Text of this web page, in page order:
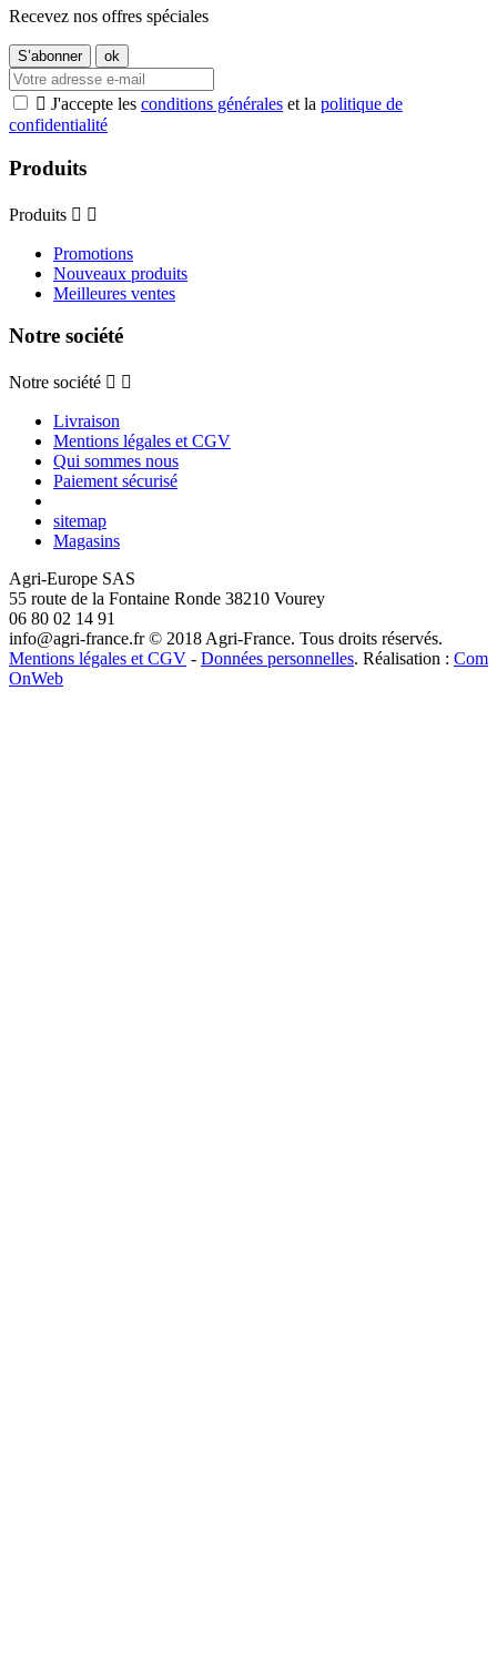
Recevez nos offres spéciales
 J'accepte les conditions générales et la politique de
confidentialité
Produits
Produits  
Promotions
Nouveaux produits
Meilleures ventes
Notre société
Notre société  
Livraison
Mentions légales et CGV
Qui sommes nous
Paiement sécurisé
sitemap
Magasins
Agri-Europe SAS
55 route de la Fontaine Ronde 38210 Vourey
06 80 02 14 91
info@agri-france.fr © 2018 Agri-France. Tous droits réservés.
Mentions légales et CGV - Données personnelles. Réalisation : Com
OnWeb